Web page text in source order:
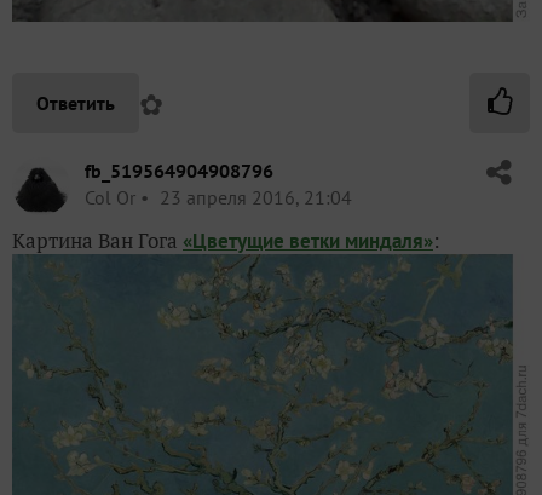
Ответить ✿
fb_519564904908796
Col Or
23 апреля 2016, 21:04
Картина Ван Гога «Цветущие ветки миндаля»: